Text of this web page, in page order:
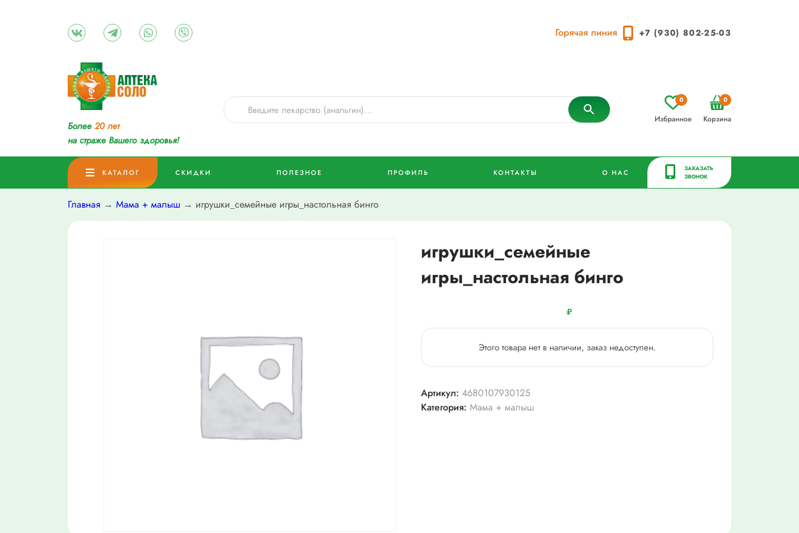
Горячая линия +7 (930) 802-25-03
Более 20 лет
на страже Вашего здоровья!
Избранное
0
Корзина
0
КАТАЛОГ СКИДКИ ПОЛЕЗНОЕ ПРОФИЛЬ КОНТАКТЫ О НАС
ЗАКАЗАТЬ
ЗВОНОК
Главная → Мама + малыш → игрушки_семейные игры_настольная бинго
игрушки_семейные
игры_настольная бинго
₽
Этого товара нет в наличии, заказ недоступен.
Артикул: 4680107930125
Категория: Мама + малыш